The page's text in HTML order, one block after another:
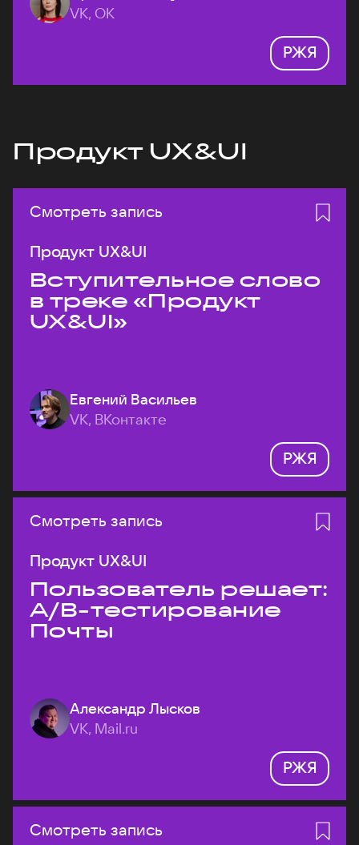
VK, ОК
РЖЯ
Продукт UX&UI
Смотреть запись
Продукт UX&UI
Вступительное слово
в треке «Продукт
UX&UI»
Евгений Васильев
VK, ВКонтакте
РЖЯ
Смотреть запись
Продукт UX&UI
Пользователь решает:
A/B-тестирование
Почты
Александр Лысков
VK, Mail.ru
РЖЯ
Смотреть запись